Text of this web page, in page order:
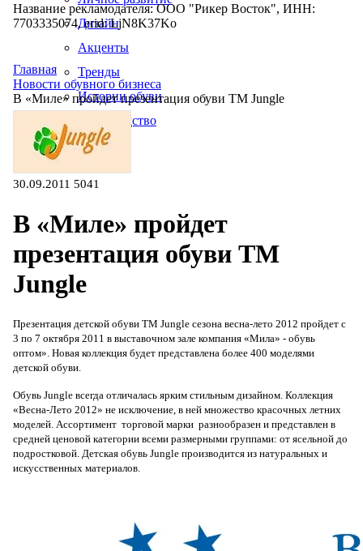
Дизайн
Акценты
Тренды
Истории обуви
Производство
Название рекламодателя: ООО "Рикер Восток", ИНН:
7703335074, erid: LjN8K37Ko
Главная
Новости обувного бизнеса
В «Миле» пройдет презентация обуви ТМ Jungle
30.09.2011 5041
В «Миле» пройдет
презентация обуви ТМ
Jungle
Презентация детской обуви ТМ Jungle сезона весна-лето 2012 пройдет с
3 по 7 октября 2011 в выставочном зале компания «Мила» - обувь
оптом». Новая коллекция будет представлена более 400 моделями
детской обуви.
Обувь Jungle всегда отличалась ярким стильным дизайном. Коллекция
«Весна-Лето 2012» не исключение, в ней множество красочных летних
моделей. Ассортимент торговой марки разнообразен и представлен в
средней ценовой категории всеми размерными группами: от ясельной до
подростковой. Детская обувь Jungle производится из натуральных и
искусственных материалов.